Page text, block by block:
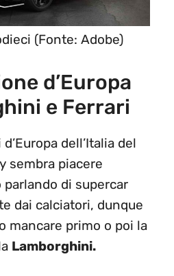
(Fonte: Adobe)
d’Europa
e Ferrari
dell’Italia del
sembra piacere
di supercar
dai calciatori, dunque
mancare primo o poi la
Lamborghini.